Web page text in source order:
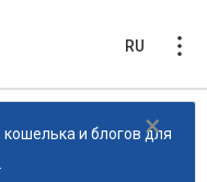
RU
×
и блогов для